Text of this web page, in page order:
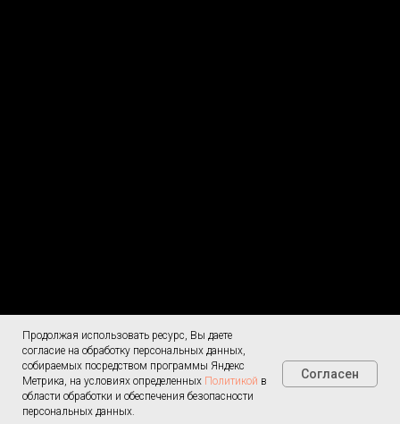
Продолжая использовать ресурс, Вы даете
согласие на обработку персональных данных,
собираемых посредством программы Яндекс
Метрика, на условиях определенных Политикой в
области обработки и обеспечения безопасности
персональных данных.
Согласен
Меню
Политика
конфиденциальности
О доставке
обработку ПД
Контакты